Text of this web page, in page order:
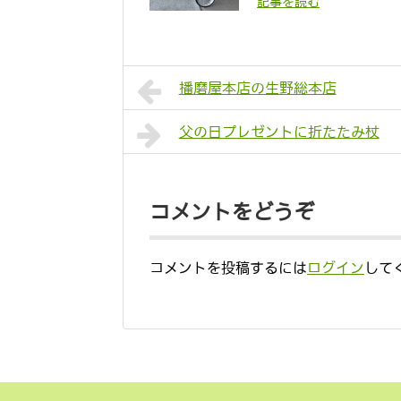
播磨屋本店の生野総本店
父の日プレゼントに折たたみ杖
コメントをどうぞ
コメントを投稿するにはログイン して